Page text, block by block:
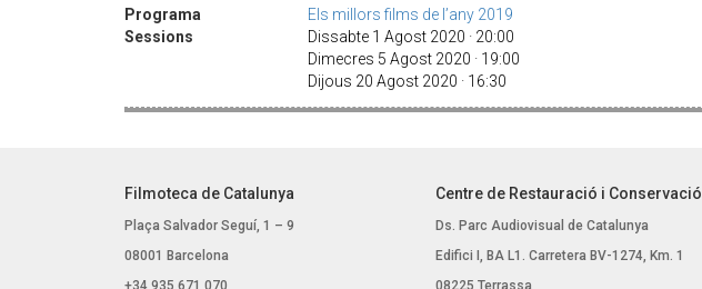
Programa
Els millors films de l’any 2019
Sessions
Dissabte 1 Agost 2020 · 20:00
Dimecres 5 Agost 2020 · 19:00
Dijous 20 Agost 2020 · 16:30
Filmoteca de Catalunya
Plaça Salvador Seguí, 1 – 9
08001 Barcelona
+34 935 671 070
Centre de Restauració i Conservació
Ds. Parc Audiovisual de Catalunya
Edifici I, BA L1. Carretera BV-1274, Km. 1
08225 Terrassa